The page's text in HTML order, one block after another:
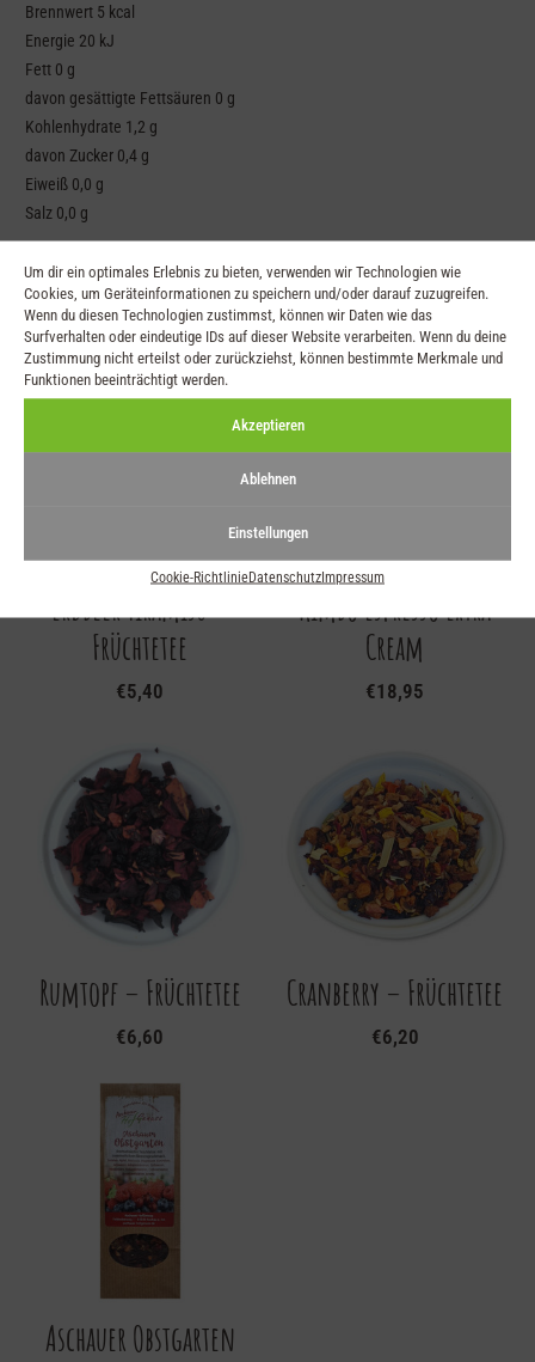
Um dir ein optimales Erlebnis zu bieten, verwenden wir Technologien wie
Cookies, um Geräteinformationen zu speichern und/oder darauf zuzugreifen.
Wenn du diesen Technologien zustimmst, können wir Daten wie das
Surfverhalten oder eindeutige IDs auf dieser Website verarbeiten. Wenn du deine
Zustimmung nicht erteilst oder zurückziehst, können bestimmte Merkmale und
Funktionen beeinträchtigt werden.
Akzeptieren
Ablehnen
Einstellungen
Cookie-RichtlinieDatenschutzImpressum
Brennwert 5 kcal
Energie 20 kJ
Fett 0 g
davon gesättigte Fettsäuren 0 g
Kohlenhydrate 1,2 g
davon Zucker 0,4 g
Eiweiß 0,0 g
Salz 0,0 g
Ähnliche Produkte
Erdbeer Tiramisu –
Früchtetee
€5,40
Kimbo Espresso Extra
Cream
€18,95
Rumtopf – Früchtetee
€6,60
Cranberry – Früchtetee
€6,20
Aschauer Obstgarten